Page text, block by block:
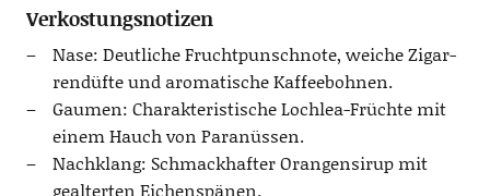
Verkostungsnotizen
Nase: Deut­li­che Frucht­punsch­no­te, wei­che Zigar­
ren­düf­te und aro­ma­ti­sche Kaffeebohnen.
Gau­men: Cha­rak­te­ris­ti­sche Loch­lea-Früch­te mit
einem Hauch von Paranüssen.
Nach­klang: Schmack­haf­ter Oran­gen­si­rup mit
geal­ter­ten Eichenspänen.